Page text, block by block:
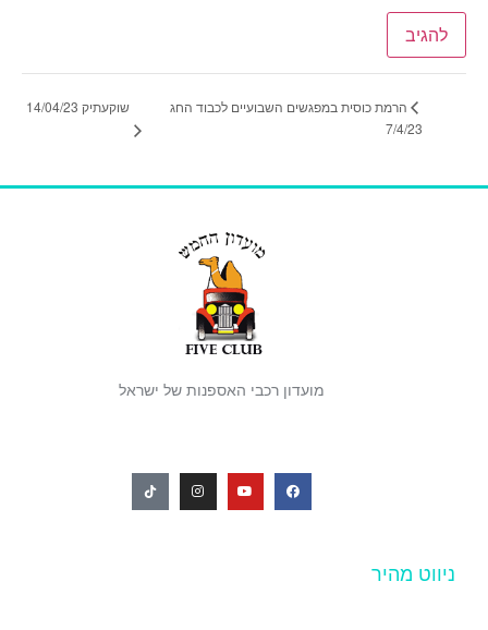
הרמת כוסית במפגשים השבועיים לכבוד החג
7/4/23
שוקעתיק 14/04/23
מועדון רכבי האספנות של ישראל
ניווט מהיר